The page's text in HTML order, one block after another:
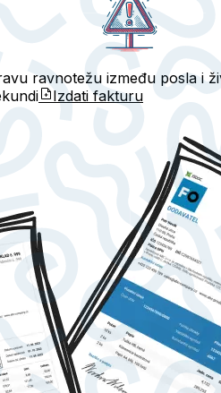
ravnotežu između posla i
Izdati fakturu